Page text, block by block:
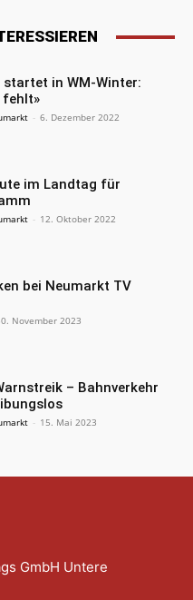
in WM-Winter:
fehlt»
- 6. Dezember 2022
im Landtag für
- 12. Oktober 2022
bei Neumarkt TV
November 2023
– Bahnverkehr
- 15. Mai 2023
GmbH Untere